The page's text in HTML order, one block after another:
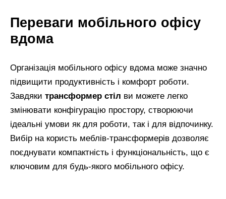
Переваги мобільного офісу
вдома
Організація мобільного офісу вдома може значно
підвищити продуктивність і комфорт роботи.
Завдяки трансформер стіл ви можете легко
змінювати конфігурацію простору, створюючи
ідеальні умови як для роботи, так і для відпочинку.
Вибір на користь меблів-трансформерів дозволяє
поєднувати компактність і функціональність, що є
ключовим для будь-якого мобільного офісу.